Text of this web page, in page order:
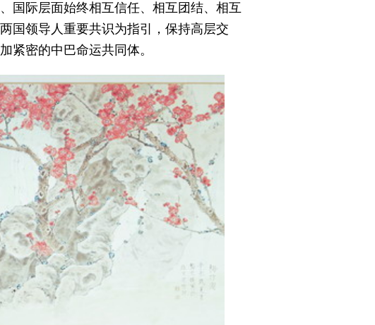
国际层面始终相互信任、相互团结、相互
国领导人重要共识为指引，保持高层交
紧密的中巴命运共同体。